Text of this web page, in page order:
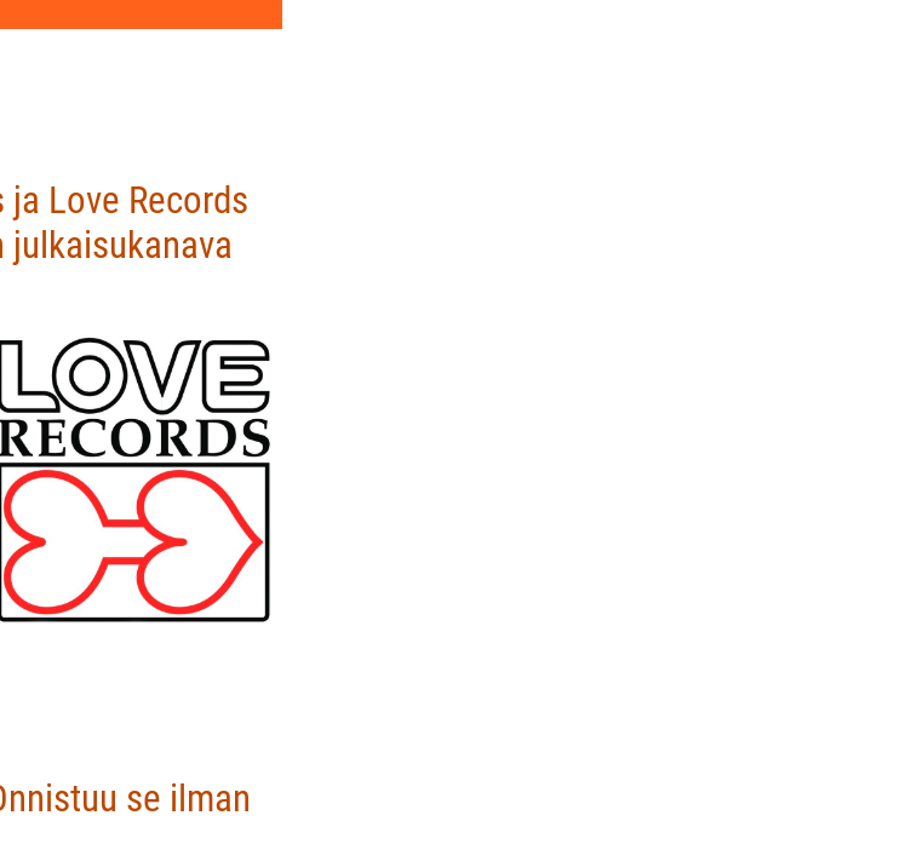
Love Records
50 vuotta – poliittisen laululiikkeen julkaisukanava
se ilman